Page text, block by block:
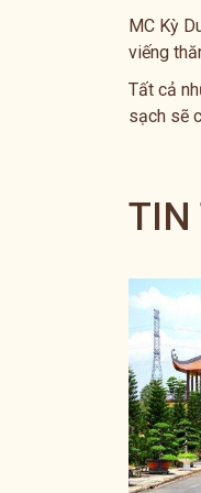
MC Kỳ
viếng
Tất cả
sạch sẽ
TIN